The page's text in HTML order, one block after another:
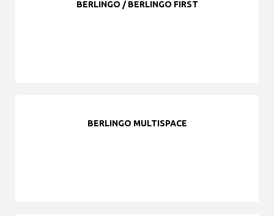
BERLINGO / BERLINGO FIRST
BERLINGO MULTISPACE